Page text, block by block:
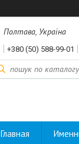
Полтава, Україна
+380 (50) 588-99-01
Главная